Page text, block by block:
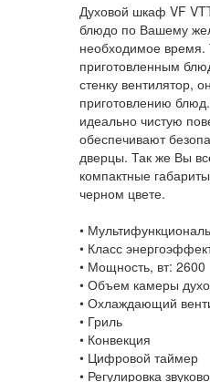
Духовой шкаф VF
блюдо по Вашему
необходимое время.
приготовленным
стенку вентилятор,
приготовлению
идеально чистую
обеспечивают
дверцы. Так же Вы
компактные
черном цвете.
•
• Класс
• Мощность, вт: 2600
• Объем камеры
• Охлаждающий
• Гриль
• Конвекция
• Цифровой таймер
• Регулировка